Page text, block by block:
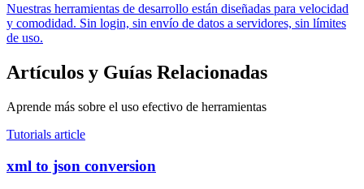
Nuestras herramientas de desarrollo están diseñadas para velocidad
y comodidad. Sin login, sin envío de datos a servidores, sin límites
de uso.
Artículos y Guías Relacionadas
Aprende más sobre el uso efectivo de herramientas
Tutorials article
xml to json conversion